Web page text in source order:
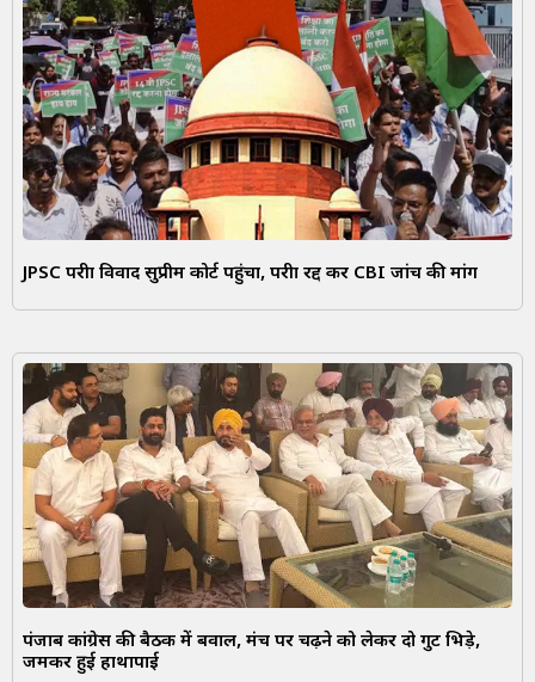
JPSC परीक्षा विवाद सुप्रीम कोर्ट पहुंचा, परीक्षा रद्द कर CBI जांच की मांग
पंजाब कांग्रेस की बैठक में बवाल, मंच पर चढ़ने को लेकर दो गुट भिड़े,
जमकर हुई हाथापाई